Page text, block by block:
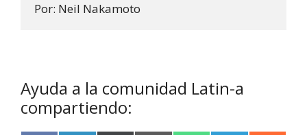
Por: Neil Nakamoto
Ayuda a la comunidad Latin-a
compartiendo: